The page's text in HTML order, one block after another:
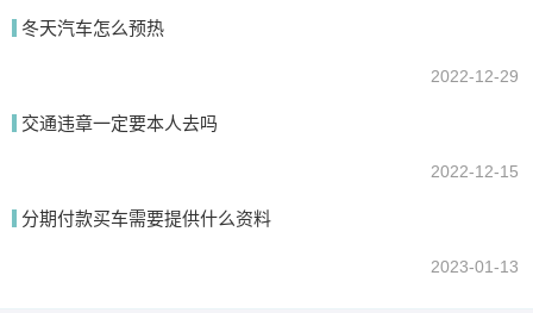
冬天汽车怎么预热
2022-12-29
交通违章一定要本人去吗
2022-12-15
分期付款买车需要提供什么资料
2023-01-13